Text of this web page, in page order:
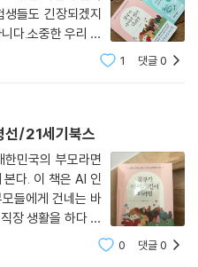
에게 이 책은 실제 사례 중심의 접
조언으로, 이 시대 부모들에게 새
가 될 것으로 기대된다. 또 특별히
공이 압축된 명쾌한 자녀교육 특훈
힘들어하는 학부모들에게 든든
들도 긴장되겠지
다.소중한 우리 자
자신이 원하는 진로
1 댓글0
선/21세기북스
민국의 부모라면
다. 이 책은 AI 인
들에게 건네는 바
장 생활을 하다 자
청소년의 비전을
까지 새로운 행보
0 댓글0